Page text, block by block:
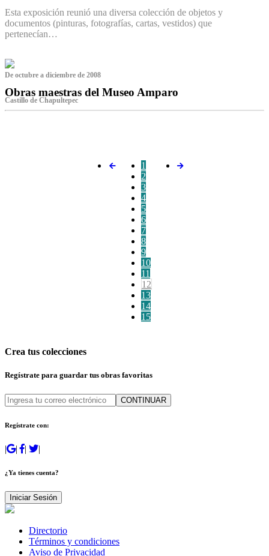
Esta exposición reunió una diversa colección de objetos y
documentos (pinturas, fotografías, cartas, vestidos) que
pertenecían…
De octubre a diciembre de 2008
Obras maestras del Museo Amparo
Castillo de Chapultepec
1
2
3
4
5
6
7
8
9
10
11
12
13
14
15
Crea tus colecciones
Regístrate para guardar tus obras favoritas
CONTINUAR
Regístrate con:
| | | |
¿Ya tienes cuenta?
Iniciar Sesión
Directorio
Términos y condiciones
Aviso de Privacidad